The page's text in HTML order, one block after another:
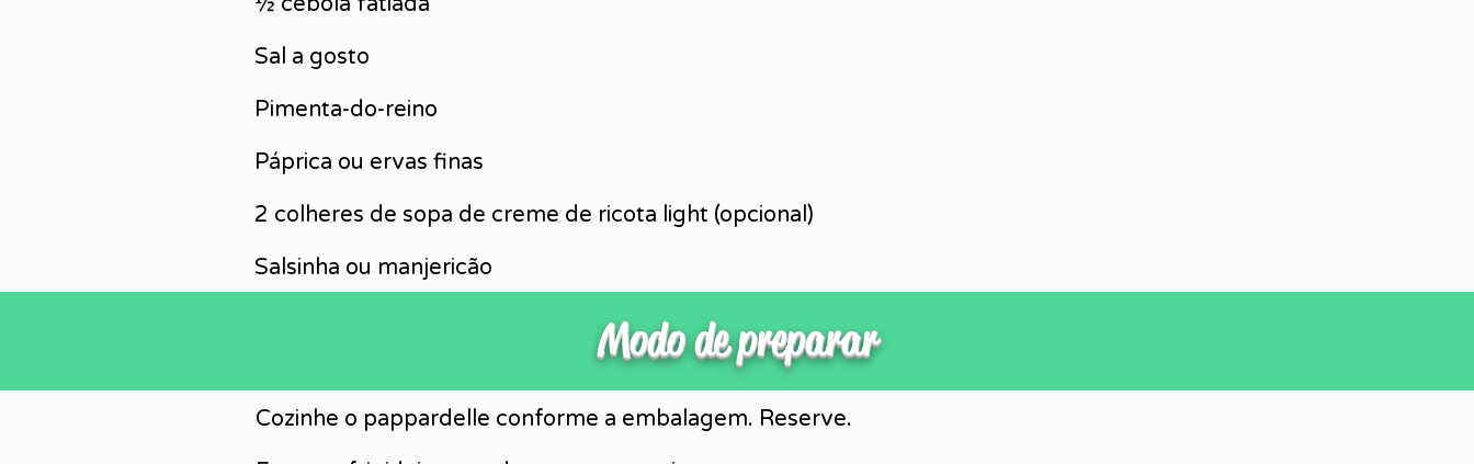
Sal a gosto
Pimenta-do-reino
Páprica ou ervas finas
2 colheres de sopa de creme de ricota light (opcional)
Salsinha ou manjericão
Modo de preparar
Cozinhe o pappardelle conforme a embalagem. Reserve.